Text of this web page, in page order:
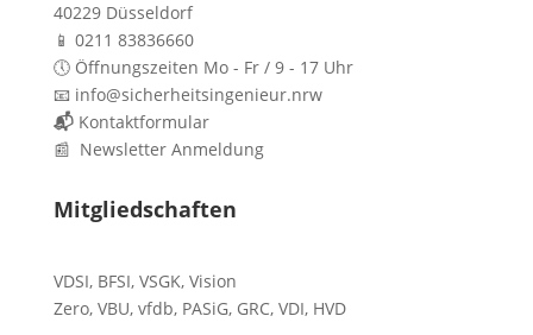
40229 Düsseldorf
📱 0211 83836660
🕔 Öffnungszeiten Mo - Fr / 9 - 17 Uhr
📧 info@sicherheitsingenieur.nrw
📬 Kontaktformular
📰 Newsletter Anmeldung
Mitgliedschaften
VDSI, BFSI, VSGK, Vision
Zero, VBU, vfdb, PASiG, GRC, VDI, HVD